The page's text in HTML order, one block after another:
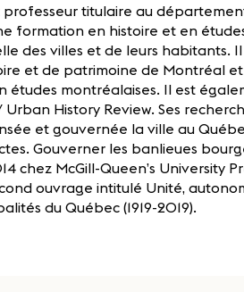
titulaire au
formation en histoire et en
des villes et de leurs habitants.
et de patrimoine de Montréal
études montréalaises. Il est
Urban History Review. Ses
et gouvernée la ville au
Gouverner les banlieues
chez McGill-Queen’s University
ouvrage intitulé Unité,
du Québec (1919-2019).